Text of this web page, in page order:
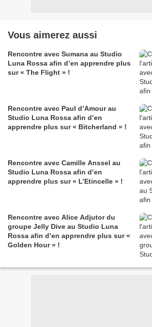
Vous aimerez aussi
Rencontre avec Sumana au Studio
Luna Rossa afin d’en apprendre plus
sur « The Flight » !
Rencontre avec Paul d’Amour au
Studio Luna Rossa afin d’en
apprendre plus sur « Bitcherland » !
Rencontre avec Camille Anssel au
Studio Luna Rossa afin d’en
apprendre plus sur « L’Etincelle » !
Rencontre avec Alice Adjutor du
groupe Jelly Dive au Studio Luna
Rossa afin d’en apprendre plus sur «
Golden Hour » !